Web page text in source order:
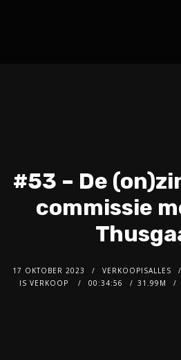
#53 – De
commissie
17 OKTOBER 2023 VERKOOPISALLES
IS VERKOOP
00:34:56 31.99M